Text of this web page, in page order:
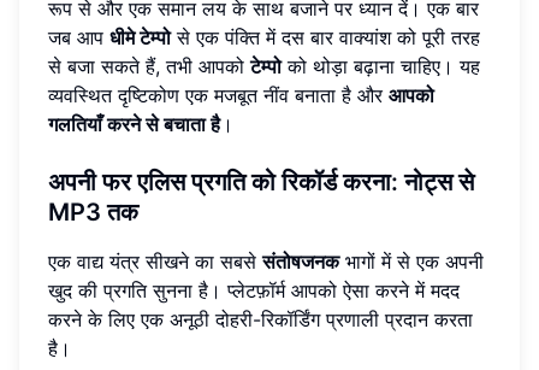
रूप से और एक समान लय के साथ बजाने पर ध्यान दें। एक बार
जब आप धीमे टेम्पोसे एक पंक्ति में दस बार वाक्यांश को पूरी तरह
से बजा सकते हैं, तभी आपकोटेम्पोको थोड़ा बढ़ाना चाहिए। यह
व्यवस्थित दृष्टिकोण एक मजबूत नींव बनाता है और आपको
गलतियाँ करने से बचाता है।
अपनी फर एलिस प्रगति को रिकॉर्ड करना: नोट्स से
MP3 तक
एक वाद्य यंत्र सीखने का सबसेसंतोषजनकभागों में से एक अपनी
खुद की प्रगति सुनना है। प्लेटफ़ॉर्म आपको ऐसा करने में मदद
करने के लिए एक अनूठी दोहरी-रिकॉर्डिंग प्रणाली प्रदान करता
है।